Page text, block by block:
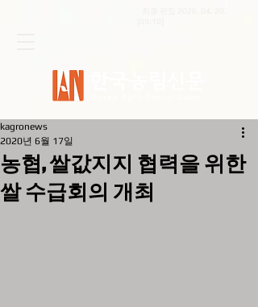
농협, 쌀값지지 협력을 위한
쌀 수급회의 개최
kagronews
2020년 6월 17일